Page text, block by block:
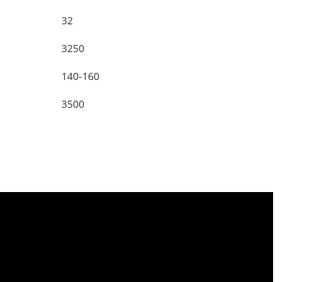
32
3250
140-160
3500